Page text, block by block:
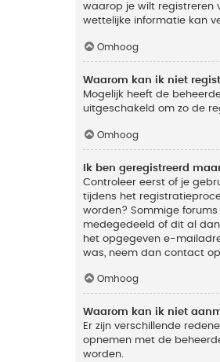
waarop je wilt registreren
wettelijke informatie kan
Omhoog
Waarom kan ik niet
Mogelijk heeft de
uitgeschakeld om zo de
Omhoog
Ik ben geregistreerd
Controleer eerst of je
tijdens het
worden? Sommige
medegedeeld of dit al
het opgegeven e-
was, neem dan contact
Omhoog
Waarom kan ik niet
Er zijn verschillende
opnemen met de
worden.